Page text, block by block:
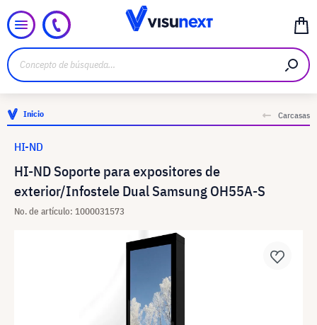
Inicio Carcasas
HI-ND Soporte para expositores de
exterior/Infostele Dual Samsung OH55A-S
No. de artículo: 1000031573
HI-ND